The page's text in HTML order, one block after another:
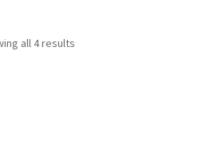
all 4 results